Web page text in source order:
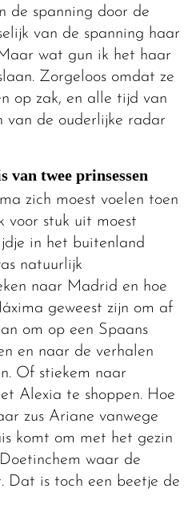
de spanning door de
van de spanning haar
wat gun ik het haar
Zorgeloos omdat ze
op zak, en alle tijd van
van de ouderlijke radar
van twee prinsessen
zich moest voelen toen
voor stuk uit moest
in het buitenland
natuurlijk
naar Madrid en hoe
geweest zijn om af
om op een Spaans
en naar de verhalen
Of stiekem naar
Alexia te shoppen. Hoe
zus Ariane vanwege
komt om met het gezin
waar de
Dat is toch een beetje de